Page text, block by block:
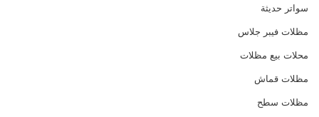
سواتر حديثة
مظلات فيبر جلاس
محلات بيع مظلات
مظلات قماش
مظلات سطح